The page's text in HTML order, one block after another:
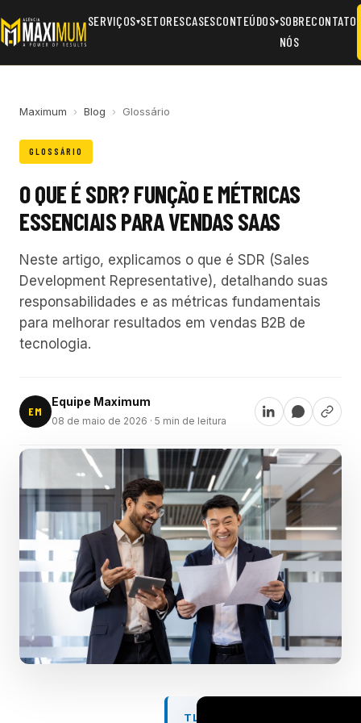
SERVIÇOS▾SETORESCASESCONTEÚDOS▾SOBRE
NÓS
CONTATO
Maximum › Blog › Glossário
GLOSSÁRIO
O QUE É SDR? FUNÇÃO E MÉTRICAS
ESSENCIAIS PARA VENDAS SAAS
Neste artigo, explicamos o que é SDR (Sales
Development Representative), detalhando suas
responsabilidades e as métricas fundamentais
para melhorar resultados em vendas B2B de
tecnologia.
EM
Equipe Maximum
08 de maio de 2026 · 5 min de leitura
TL;DR